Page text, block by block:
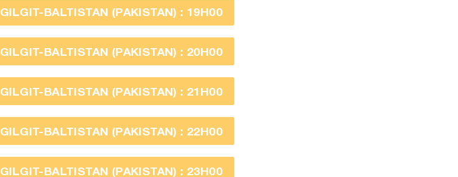
GILGIT-BALTISTAN (PAKISTAN) : 19H00
GILGIT-BALTISTAN (PAKISTAN) : 20H00
GILGIT-BALTISTAN (PAKISTAN) : 21H00
GILGIT-BALTISTAN (PAKISTAN) : 22H00
GILGIT-BALTISTAN (PAKISTAN) : 23H00